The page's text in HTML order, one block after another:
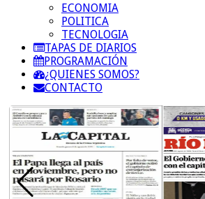
ECONOMIA
POLITICA
TECNOLOGIA
TAPAS DE DIARIOS
PROGRAMACIÓN
¿QUIENES SOMOS?
CONTACTO